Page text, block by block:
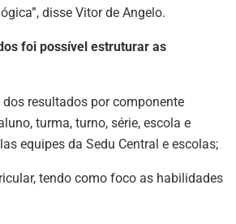
disse Vitor de Angelo.
foi possível estruturar as
resultados por componente
turma, turno, série, escola e
equipes da Sedu Central e escolas;
tendo como foco as habilidades